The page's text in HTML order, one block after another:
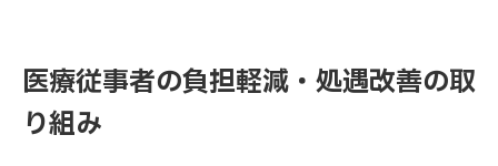
医療従事者の負担軽減・処遇改善の取
り組み